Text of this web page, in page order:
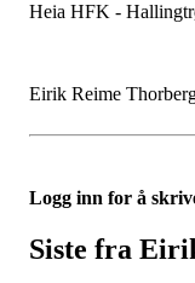
Heia HFK -
Eirik Reime
Logg inn for å
Siste fra